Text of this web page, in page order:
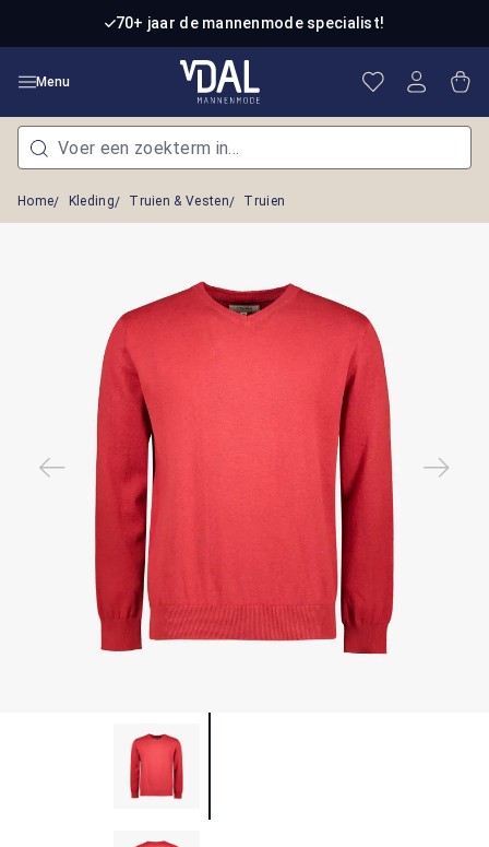
Ga naar de hoofdinhoud70+ jaar de mannenmode specialist!
Menu Je hebt 0
Home Kleding Truien & Vesten Truien